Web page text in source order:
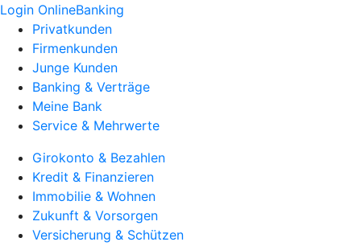
Login OnlineBanking
Privatkunden
Firmenkunden
Junge Kunden
Banking & Verträge
Meine Bank
Service & Mehrwerte
Girokonto & Bezahlen
Kredit & Finanzieren
Immobilie & Wohnen
Zukunft & Vorsorgen
Versicherung & Schützen